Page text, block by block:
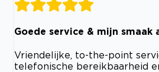
Goede service & mijn smaak
Vriendelijke, to-the-point
telefonische bereikbaarheid